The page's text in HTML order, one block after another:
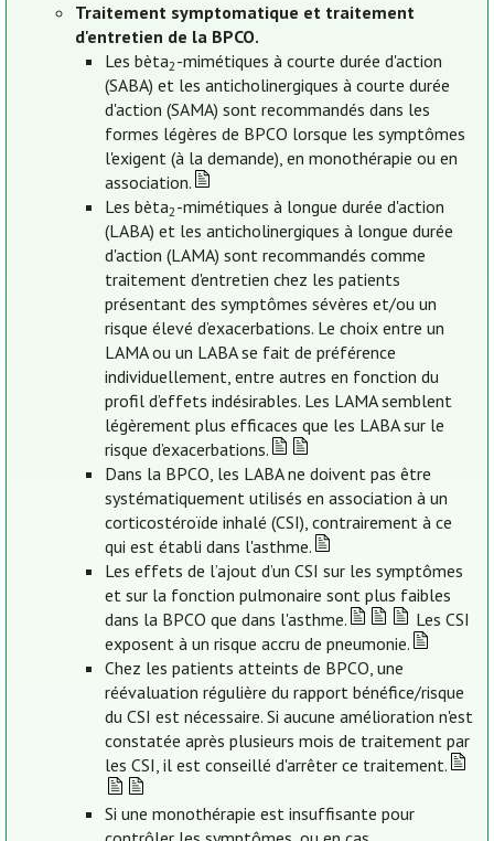
Traitement symptomatique et traitement
d'entretien de la BPCO.
Les bèta2-mimétiques à courte durée d'action
(SABA) et les anticholinergiques à courte durée
d'action (SAMA) sont recommandés dans les
formes légères de BPCO lorsque les symptômes
l'exigent (à la demande), en monothérapie ou en
association.
Les bèta2-mimétiques à longue durée d'action
(LABA) et les anticholinergiques à longue durée
d'action (LAMA) sont recommandés comme
traitement d'entretien chez les patients
présentant des symptômes sévères et/ou un
risque élevé d’exacerbations. Le choix entre un
LAMA ou un LABA se fait de préférence
individuellement, entre autres en fonction du
profil d’effets indésirables. Les LAMA semblent
légèrement plus efficaces que les LABA sur le
risque d’exacerbations.
Dans la BPCO, les LABA ne doivent pas être
systématiquement utilisés en association à un
corticostéroïde inhalé (CSI), contrairement à ce
qui est établi dans l'asthme.
Les effets de l’ajout d’un CSI sur les symptômes
et sur la fonction pulmonaire sont plus faibles
dans la BPCO que dans l'asthme.
Les CSI
exposent à un risque accru de pneumonie.
Chez les patients atteints de BPCO, une
réévaluation régulière du rapport bénéfice/risque
du CSI est nécessaire. Si aucune amélioration n'est
constatée après plusieurs mois de traitement par
les CSI, il est conseillé d'arrêter ce traitement.
Si une monothérapie est insuffisante pour